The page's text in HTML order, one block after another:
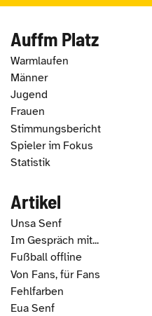
Auffm Platz
Warmlaufen
Männer
Jugend
Frauen
Stimmungsbericht
Spieler im Fokus
Statistik
Artikel
Unsa Senf
Im Gespräch mit...
Fußball offline
Von Fans, für Fans
Fehlfarben
Eua Senf